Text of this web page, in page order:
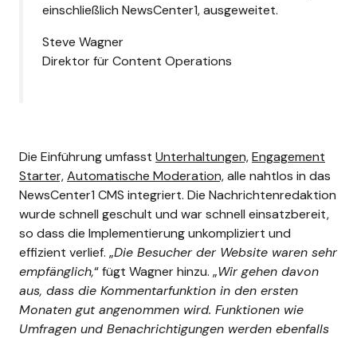
einschließlich NewsCenter1, ausgeweitet.
Steve Wagner
Direktor für Content Operations
Die Einführung umfasst Unterhaltungen,Engagement
Starter,Automatische Moderation,alle nahtlos in das
NewsCenter1 CMS integriert. Die Nachrichtenredaktion
wurde schnell geschult und war schnell einsatzbereit,
so dass die Implementierung unkompliziert und
effizient verlief. „Die Besucher der Website waren sehr
empfänglich,“ fügt Wagner hinzu. „Wir gehen davon
aus, dass die Kommentarfunktion in den ersten
Monaten gut angenommen wird. Funktionen wie
Umfragen und Benachrichtigungen werden ebenfalls